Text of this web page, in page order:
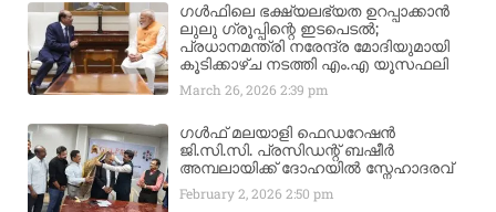
ഗൾഫിലെ ഭക്ഷ്യലഭ്യത ഉറപ്പാക്കാൻ
ലുലു ഗ്രൂപ്പിന്റെ ഇടപെടൽ;
പ്രധാനമന്ത്രി നരേന്ദ്ര മോദിയുമായി
കൂടിക്കാഴ്ച നടത്തി എം.എ യൂസഫലി
March 26, 20262:39 pm
ഗൾഫ് മലയാളി ഫെഡറേഷൻ
ജി.സി.സി. പ്രസിഡന്റ് ബഷീർ
അമ്പലായിക്ക് ദോഹയിൽ സ്നേഹാദരവ്
February 2, 20262:50 pm